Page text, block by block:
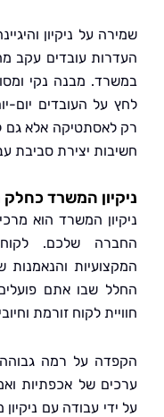
על ניקיון והיגיינה
עובדים עקב מחלות,
מבנה נקי ומסודר משרה
העובדים יום-יום.
אלא גם לבריאות
יצירת סביבת עבודה
המשרד כחלק
המשרד הוא מרכיב
שלכם. לקוחות
והנאמנות שלכם
שבו אתם פועלים.
לקוח זורמת וחיובית כבר
על רמה גבוהה של
של אכפתיות ואמינות
עבודה עם ניקיון מהיר,